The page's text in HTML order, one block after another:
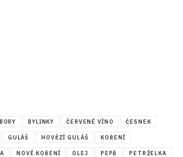
BYLINKY ČERVENÉ VÍNO ČESNEK
GULÁŠ HOVĚZÍ GULÁŠ KOŘENÍ
NOVÉ KOŘENÍ OLEJ PEPŘ PETRŽELKA